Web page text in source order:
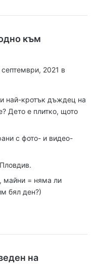
към
2021 в
най-кротък дъждец на
Дето е плитко, щото
с фото- и видео-
майни = няма ли
бял ден?)
на